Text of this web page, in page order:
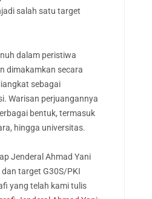
salah satu target
dalam peristiwa
dimakamkan secara
sebagai
Warisan perjuangannya
bentuk, termasuk
hingga universitas.
Jenderal Ahmad Yani
target G30S/PKI
yang telah kami tulis